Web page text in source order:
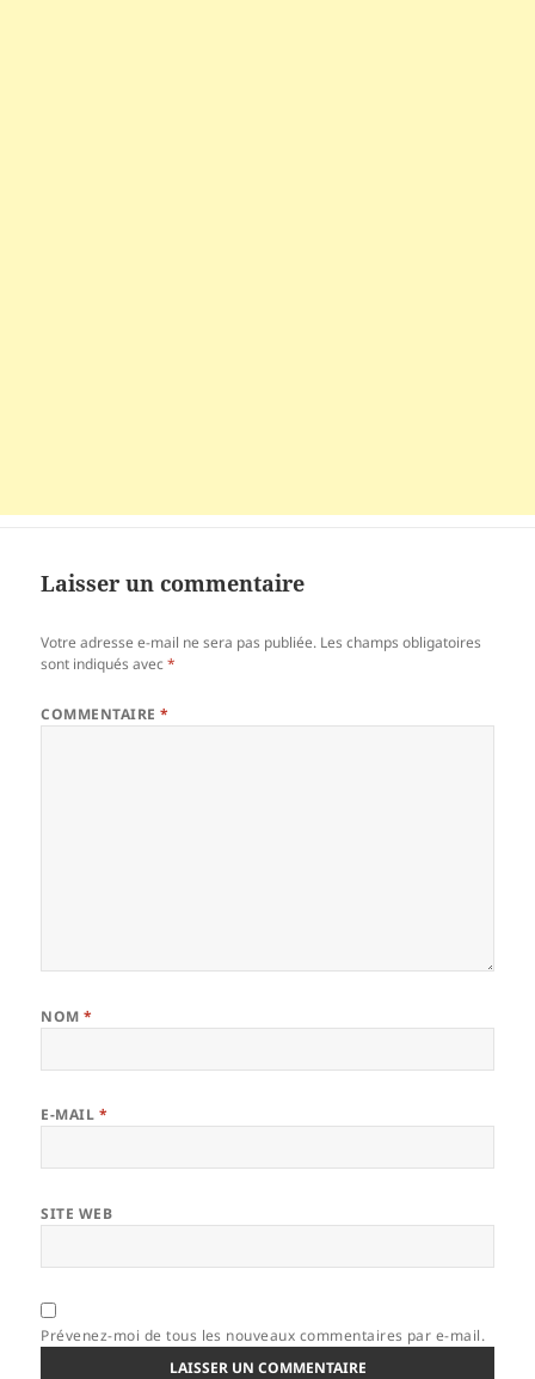
Laisser un commentaire
Votre adresse e-mail ne sera pas publiée. Les champs obligatoires
sont indiqués avec*
COMMENTAIRE*
NOM*
E-MAIL *
SITE WEB
Prévenez-moi de tous les nouveaux commentaires par e-mail.